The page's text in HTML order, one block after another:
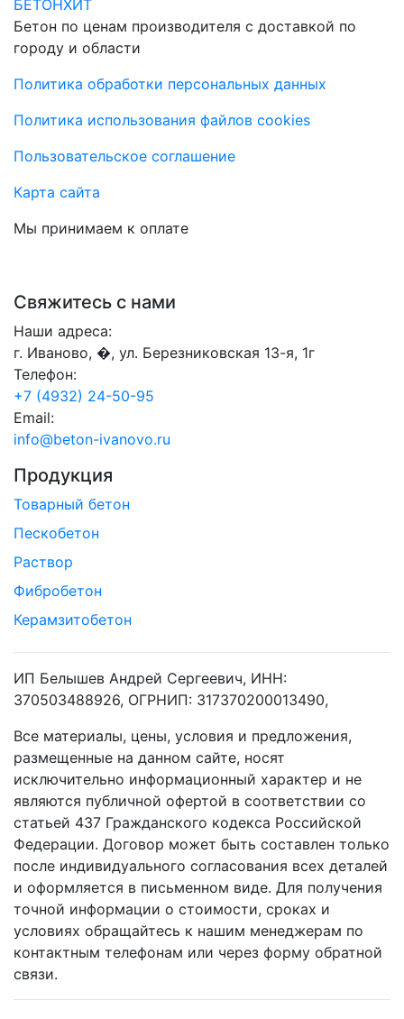
БЕТОНХИТ
Бетон по ценам производителя с доставкой по
городу и области
Политика обработки персональных данных
Политика использования файлов cookies
Пользовательское соглашение
Карта сайта
Мы принимаем к оплате
Свяжитесь с нами
Наши адреса:
г. Иваново, �, ул. Березниковская 13-я, 1г
Телефон:
+7 (4932) 24-50-95
Email:
info@beton-ivanovo.ru
Продукция
Товарный бетон
Пескобетон
Раствор
Фибробетон
Керамзитобетон
ИП Белышев Андрей Сергеевич, ИНН:
370503488926, ОГРНИП: 317370200013490,
Все материалы, цены, условия и предложения,
размещенные на данном сайте, носят
исключительно информационный характер и не
являются публичной офертой в соответствии со
статьей 437 Гражданского кодекса Российской
Федерации. Договор может быть составлен только
после индивидуального согласования всех деталей
и оформляется в письменном виде. Для получения
точной информации о стоимости, сроках и
условиях обращайтесь к нашим менеджерам по
контактным телефонам или через форму обратной
связи.